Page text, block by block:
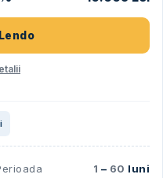
Lendo
1 – 60 luni